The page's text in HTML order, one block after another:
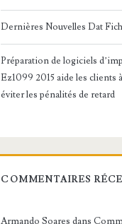
Dernières Nouvelles Dat
Préparation de logiciels
Ez1099 2015 aide les clients à
éviter les pénalités de retard
COMMENTAIRES
Armando Soares dans